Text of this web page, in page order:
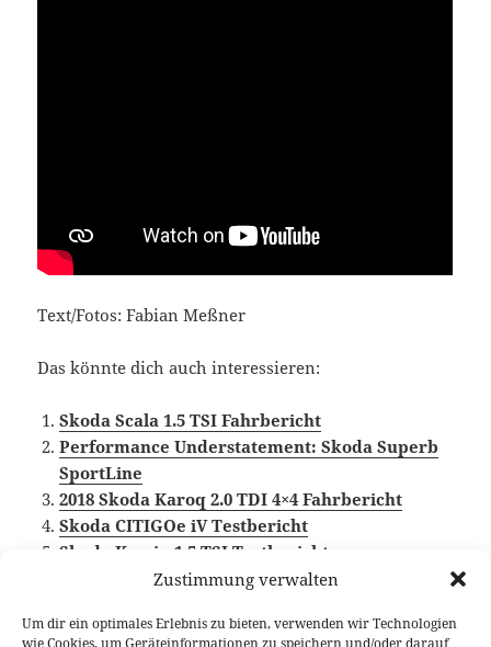
Zustimmung verwalten
Um dir ein optimales Erlebnis zu bieten, verwenden wir Technologien
wie Cookies, um Geräteinformationen zu speichern und/oder darauf
Text/Fotos: Fabian Meßner
Das könnte dich auch interessieren:
Skoda Scala 1.5 TSI Fahrbericht
Performance Understatement: Skoda Superb
SportLine
2018 Skoda Karoq 2.0 TDI 4×4 Fahrbericht
Skoda CITIGOe iV Testbericht
Skoda Kamiq 1.5 TSI Testbericht